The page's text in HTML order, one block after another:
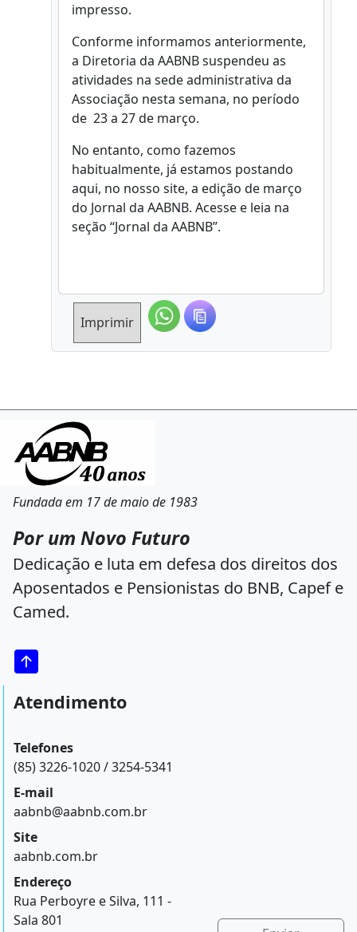
impresso.
Conforme informamos anteriormente,
a Diretoria da AABNB suspendeu as
atividades na sede administrativa da
Associação nesta semana, no período
de 23 a 27 de março.
No entanto, como fazemos
habitualmente, já estamos postando
aqui, no nosso site, a edição de março
do Jornal da AABNB. Acesse e leia na
seção “Jornal da AABNB”.
Imprimir
Fundada em 17 de maio de 1983
Por um Novo Futuro
Dedicação e luta em defesa dos direitos dos
Aposentados e Pensionistas do BNB, Capef e
Camed.
Atendimento
Telefones
(85) 3226-1020 / 3254-5341
E-mail
aabnb@aabnb.com.br
Site
aabnb.com.br
Endereço
Rua Perboyre e Silva, 111 -
Sala 801